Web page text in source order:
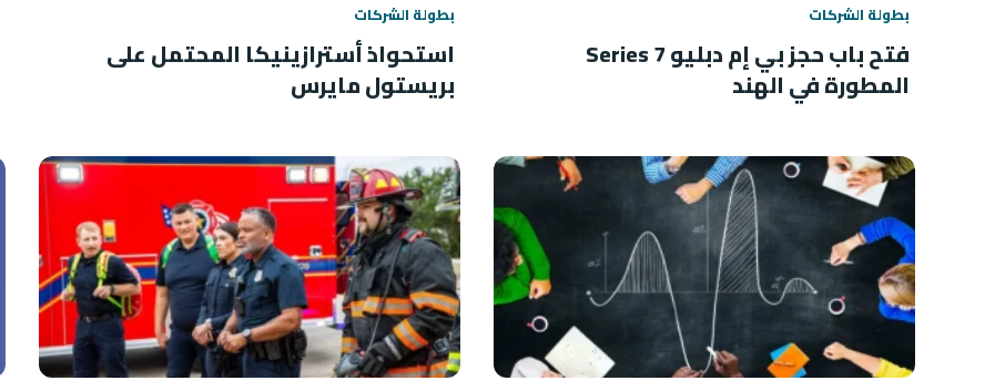
بطولة الشركات
فتح باب حجز بي إم دبليو 7 Series
المطورة في الهند
بطولة الشركات
استحواذ أسترازينيكا المحتمل على
بريستول مايرس